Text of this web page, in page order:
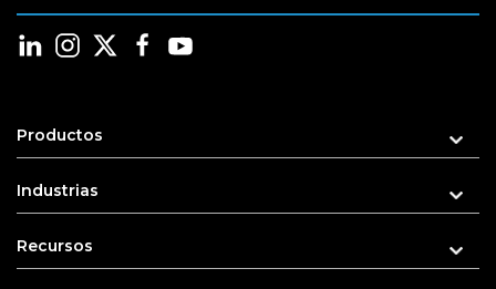
Productos
Industrias
Recursos